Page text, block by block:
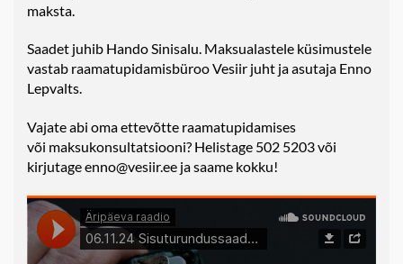
maksta.
Saadet juhib Hando Sinisalu. Maksualastele küsimustele
vastab raamatupidamisbüroo Vesiir juht ja asutaja Enno
Lepvalts.
Vajate abi oma ettevõtte raamatupidamises
või maksukonsultatsiooni? Helistage 502 5203 või
kirjutage enno@vesiir.ee ja saame kokku!